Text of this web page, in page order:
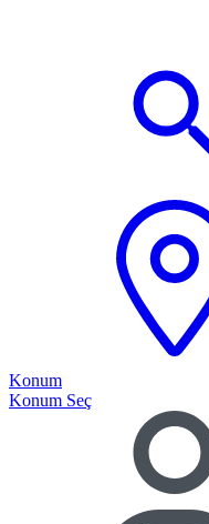
Konum
Konum Seç